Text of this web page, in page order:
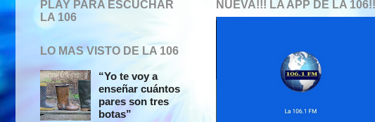
NUEVA!!! LA APP DE LA
PLAY PARA ESCUCHAR
LA 106
LO MAS VISTO DE LA 106
“Yo te voy a
enseñar cuántos
pares son tres
botas”